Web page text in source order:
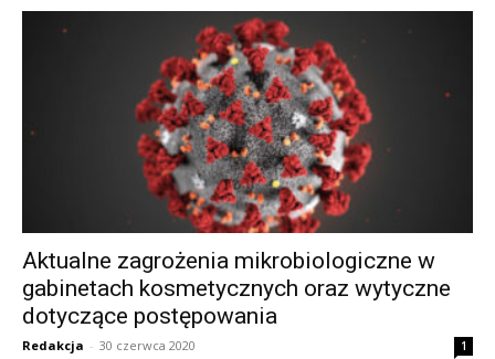
Aktualne zagrożenia mikrobiologiczne w
gabinetach kosmetycznych oraz wytyczne
dotyczące postępowania
Redakcja - 30 czerwca 2020 1